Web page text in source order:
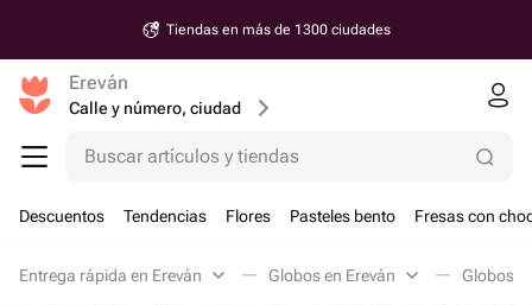
Tiendas en más de 1300 ciudades
Ereván
Calle y número, ciudad
Buscar artículos y tiendas
Descuentos Tendencias Flores Pasteles bento Fresas con
Entrega rápida en Ereván Globos en Ereván Globos